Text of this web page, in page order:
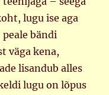
lugu ise aga
bändi
väga kena,
lisandub alles
lugu on lõpus